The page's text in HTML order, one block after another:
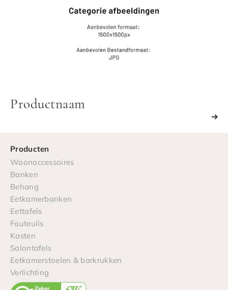
Productnaam
Producten
Woonaccessoires
Banken
Behang
Eetkamerbanken
Eettafels
Fauteuils
Kasten
Salontafels
Eetkamerstoelen & barkrukken
Verlichting